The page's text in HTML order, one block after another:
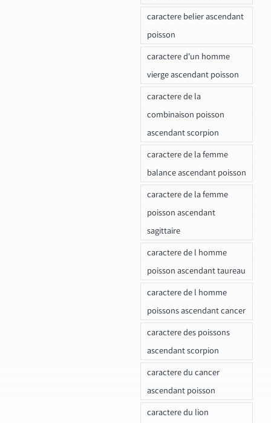
caractere belier ascendant
poisson
caractere d'un homme
vierge ascendant poisson
caractere de la
combinaison poisson
ascendant scorpion
caractere de la femme
balance ascendant poisson
caractere de la femme
poisson ascendant
sagittaire
caractere de l homme
poisson ascendant taureau
caractere de l homme
poissons ascendant cancer
caractere des poissons
ascendant scorpion
caractere du cancer
ascendant poisson
caractere du lion